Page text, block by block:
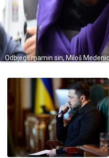
Odbjegli mamin sin, Miloš